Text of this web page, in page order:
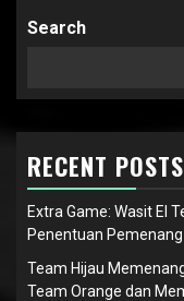
Search
RECENT POSTS
Extra Game: Wasit El
Penentuan Pemenang
Team Hijau
Team Orange dan